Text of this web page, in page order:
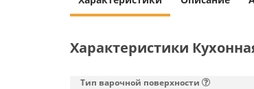
Характеристики
Тип варочной поверхности